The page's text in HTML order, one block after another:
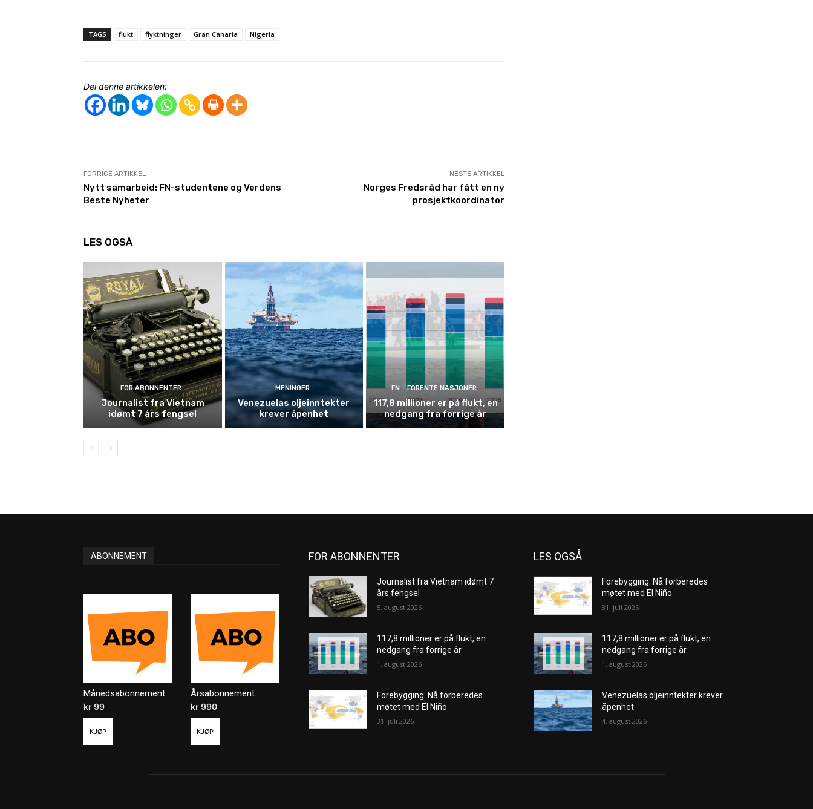
TAGS flukt flyktninger Gran Canaria Nigeria
Del denne artikkelen:
FORRIGE ARTIKKEL
Nytt samarbeid: FN-studentene og Verdens
Beste Nyheter
NESTE ARTIKKEL
Norges Fredsråd har fått en ny
prosjektkoordinator
LES OGSÅ
FOR ABONNENTER
Journalist fra Vietnam
idømt 7 års fengsel
MENINGER
Venezuelas oljeinntekter
krever åpenhet
FN - FORENTE NASJONER
117,8 millioner er på flukt, en
nedgang fra forrige år
ABONNEMENT
Månedsabonnement
kr99
KJØP
Årsabonnement
kr990
KJØP
FOR ABONNENTER
Journalist fra Vietnam idømt 7
års fengsel
5. august 2026
117,8 millioner er på flukt, en
nedgang fra forrige år
1. august 2026
Forebygging: Nå forberedes
møtet med El Niño
31. juli 2026
LES OGSÅ
Forebygging: Nå forberedes
møtet med El Niño
31. juli 2026
117,8 millioner er på flukt, en
nedgang fra forrige år
1. august 2026
Venezuelas oljeinntekter krever
åpenhet
4. august 2026